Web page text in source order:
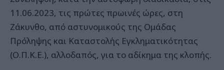
11.06.2023, τις πρώτες πρωινές ώρες, στη
Ζάκυνθο, από αστυνομικούς της Ομάδας
Πρόληψης και Καταστολής Εγκληματικότητας
(Ο.Π.Κ.Ε.), αλλοδαπός, για το αδίκημα της κλοπής.